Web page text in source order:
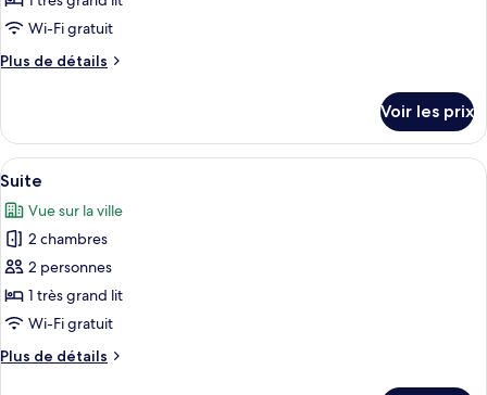
Adults)
ce
type
de
Chambre
Premium
Wi-Fi gratuit
Plus de détails
Plus
le
type
de
Chambre
Premium
Voir les prix
Afficher
toutes
les
photos
pour
ce
type
chambre :
Une chambre d’hôtel moderne
5
Suite
Vue sur la ville
2 chambres
2 personnes
1 très grand lit
Wi-Fi gratuit
Plus de détails
Plus